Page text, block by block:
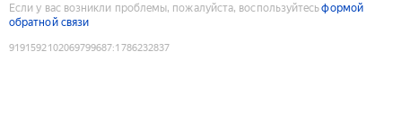
Если у вас возникли проблемы, пожалуйста, воспользуйтесьформой
обратной связи
9191592102069799687:1786232837